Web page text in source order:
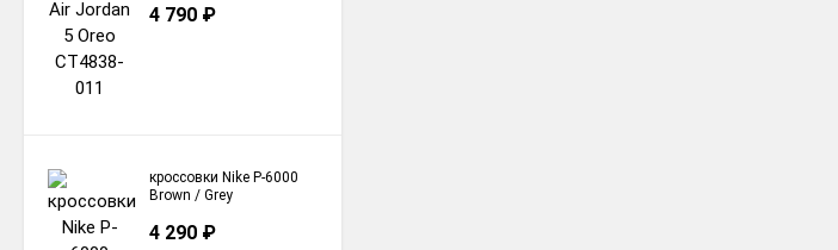
4 790 ₽
кроссовки Nike P-6000
Brown / Grey
4 290 ₽